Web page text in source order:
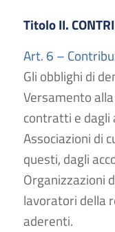
Titolo II.
Art. 6 –
Gli obblighi di
Versamento
contratti e dagli
Associazioni di
questi, dagli
Organizzazioni
lavoratori della
aderenti.